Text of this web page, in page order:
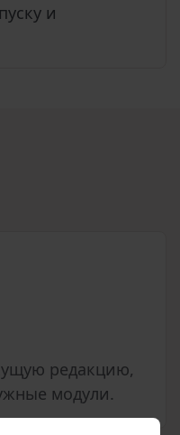
и
редакцию,
модули.